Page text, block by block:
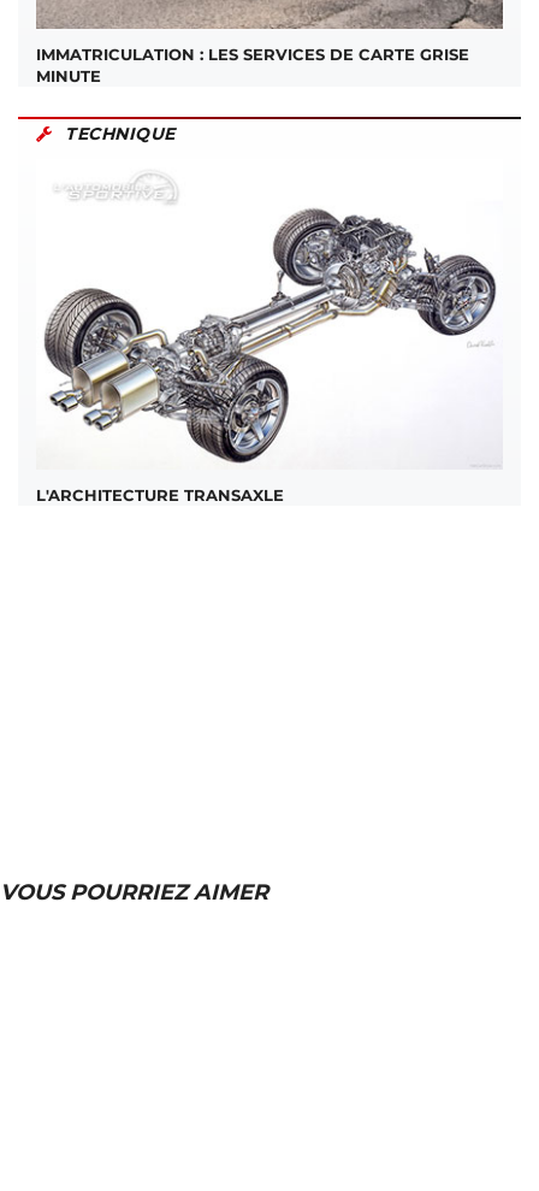
IMMATRICULATION : LES SERVICES DE CARTE GRISE
MINUTE
TECHNIQUE
L'ARCHITECTURE TRANSAXLE
VOUS POURRIEZ AIMER